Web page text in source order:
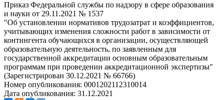
Приказ Федеральной службы по надзору в сфере образования
и науки от 29.11.2021 № 1537
"Об установлении нормативов трудозатрат и коэффициентов,
учитывающих изменения сложности работ в зависимости от
контингента обучающихся в организации, осуществляющей
образовательную деятельность, по заявленным для
государственной аккредитации основным образовательным
программам при проведении аккредитационной экспертизы"
(Зарегистрирован 30.12.2021 № 66766)
Номер опубликования: 0001202112310014
Дата опубликования: 31.12.2021